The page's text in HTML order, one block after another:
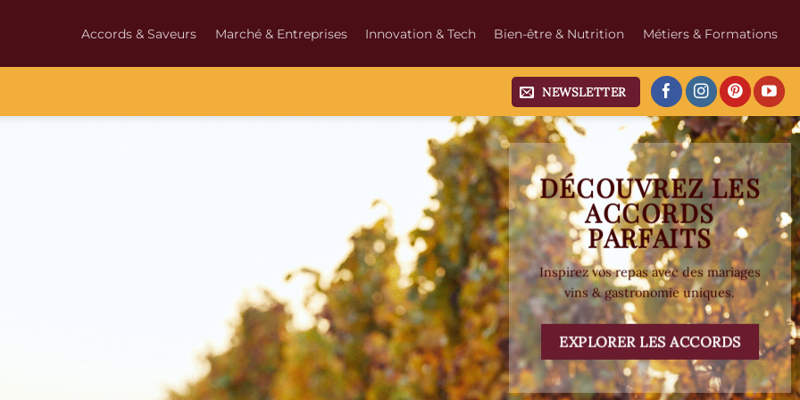
Accords & Saveurs Marché & Entreprises Innovation & Tech Bien-être & Nutrition Métiers & Formations
NEWSLETTER
DÉCOUVREZ LES
ACCORDS
PARFAITS
Inspirez vos repas avec des mariages
vins & gastronomie uniques.
EXPLORER LES ACCORDS